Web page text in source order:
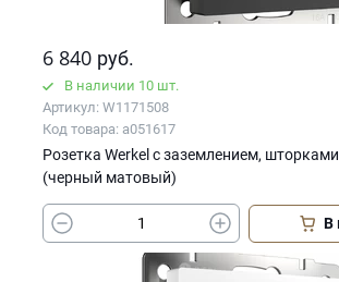
6 840 руб.
В наличии 10 шт.
Артикул: W1171508
Код товара: a051617
Розетка Werkel с заземлением, шторками
(черный матовый)
В